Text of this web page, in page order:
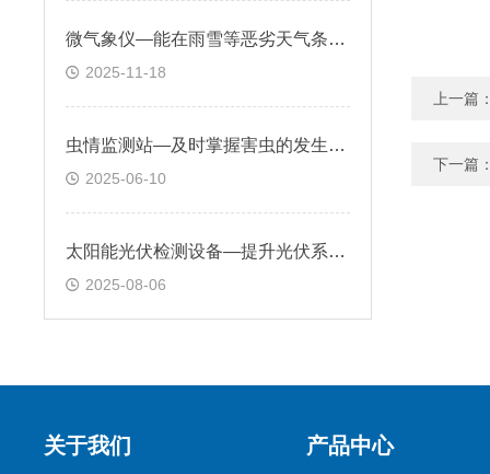
微气象仪—能在雨雪等恶劣天气条件下稳定工作，确保数据的准确性和可靠性
2025-11-18
虫情监测站—及时掌握害虫的发生动态，制定科学合理的防治策略
2025-06-10
太阳能光伏检测设备—提升光伏系统发电效率，延长组件使用寿命
2025-08-06
上一篇
下一篇
关于我们 产品中心